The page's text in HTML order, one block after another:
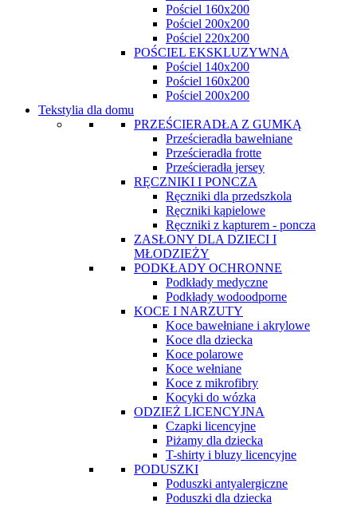
Pościel 160x200
Pościel 200x200
Pościel 220x200
POŚCIEL EKSKLUZYWNA
Pościel 140x200
Pościel 160x200
Pościel 200x200
Tekstylia dla domu
PRZEŚCIERADŁA Z GUMKĄ
Prześcieradła bawełniane
Prześcieradła frotte
Prześcieradła jersey
RĘCZNIKI I PONCZA
Ręczniki dla przedszkola
Ręczniki kąpielowe
Ręczniki z kapturem - poncza
ZASŁONY DLA DZIECI I
MŁODZIEŻY
PODKŁADY OCHRONNE
Podkłady medyczne
Podkłady wodoodporne
KOCE I NARZUTY
Koce bawełniane i akrylowe
Koce dla dziecka
Koce polarowe
Koce wełniane
Koce z mikrofibry
Kocyki do wózka
ODZIEŻ LICENCYJNA
Czapki licencyjne
Piżamy dla dziecka
T-shirty i bluzy licencyjne
PODUSZKI
Poduszki antyalergiczne
Poduszki dla dziecka